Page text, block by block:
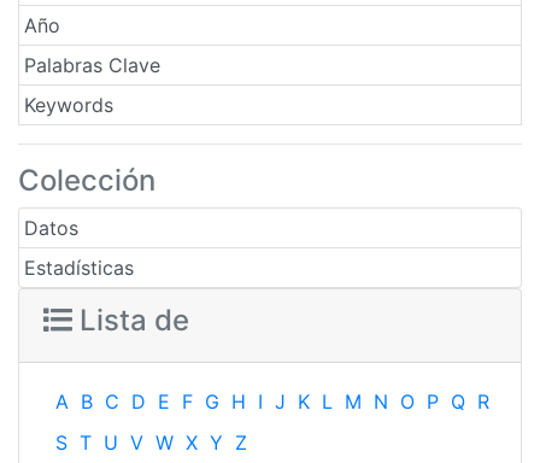
Año
Palabras Clave
Keywords
Colección
Datos
Estadísticas
Lista de
A B C D E F G H I J K L M N O P Q R
S T U V W X Y Z